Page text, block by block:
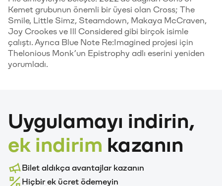
Kemet grubunun önemli bir üyesi olan Cross; The
Smile, Little Simz, Steamdown, Makaya McCraven,
Joy Crookes ve Ill Considered gibi birçok isimle
çalıştı. Ayrıca Blue Note Re:Imagined projesi için
Thelonious Monk’un Epistrophy adlı eserini yeniden
yorumladı.
Uygulamayı indirin,
ek indirim kazanın
Bilet aldıkça avantajlar kazanın
Hiçbir ek ücret ödemeyin